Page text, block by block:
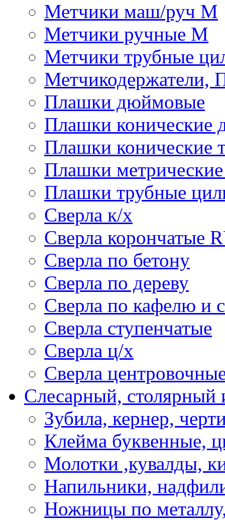
Метчики маш/руч М
Метчики ручные М
Метчики трубные
Метчикодержатели,
Плашки дюймовые
Плашки
Плашки конические
Плашки
Плашки трубные
Сверла к/х
Сверла корончатые
Сверла по бетону
Сверла по дереву
Сверла по кафелю и
Сверла ступенчатые
Сверла ц/х
Сверла
Слесарный, столярный
Зубила, кернер,
Клейма буквенные,
Молотки ,кувалды,
Напильники,
Ножницы по